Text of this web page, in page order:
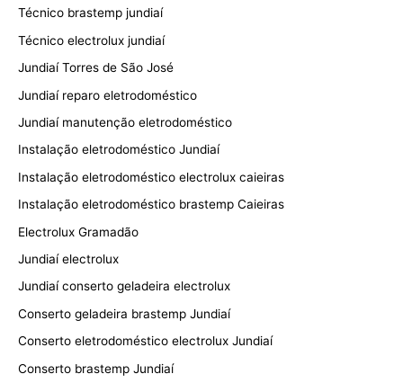
Técnico brastemp jundiaí
Técnico electrolux jundiaí
Jundiaí Torres de São José
Jundiaí reparo eletrodoméstico
Jundiaí manutenção eletrodoméstico
Instalação eletrodoméstico Jundiaí
Instalação eletrodoméstico electrolux caieiras
Instalação eletrodoméstico brastemp Caieiras
Electrolux Gramadão
Jundiaí electrolux
Jundiaí conserto geladeira electrolux
Conserto geladeira brastemp Jundiaí
Conserto eletrodoméstico electrolux Jundiaí
Conserto brastemp Jundiaí